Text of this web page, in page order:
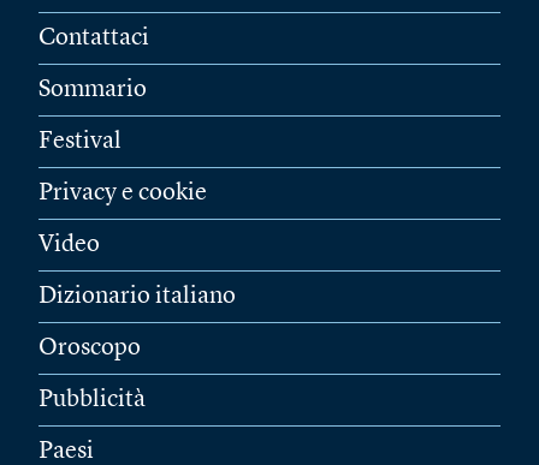
Contattaci
Sommario
Festival
Privacy e cookie
Video
Dizionario italiano
Oroscopo
Pubblicità
Paesi